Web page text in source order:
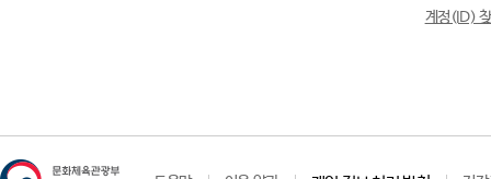
계정(ID)